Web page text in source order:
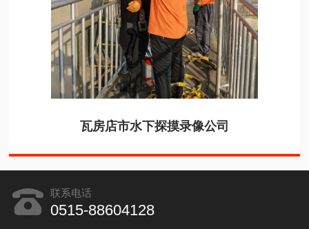
瓦房店市水下探摸录像公司
联系电话
0515-88604128